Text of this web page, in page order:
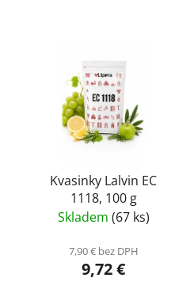
Kvasinky Lalvin EC
1118, 100 g
Skladem (67 ks)
7,90 € bez DPH
9,72 €